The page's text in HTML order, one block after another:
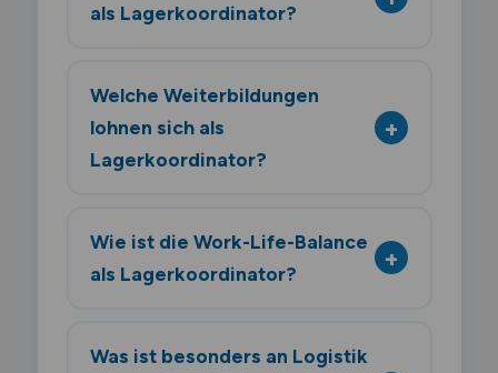
als Lagerkoordinator?
Welche Weiterbildungen
lohnen sich als
Lagerkoordinator?
Wie ist die Work-Life-Balance
als Lagerkoordinator?
Was ist besonders an Logistik